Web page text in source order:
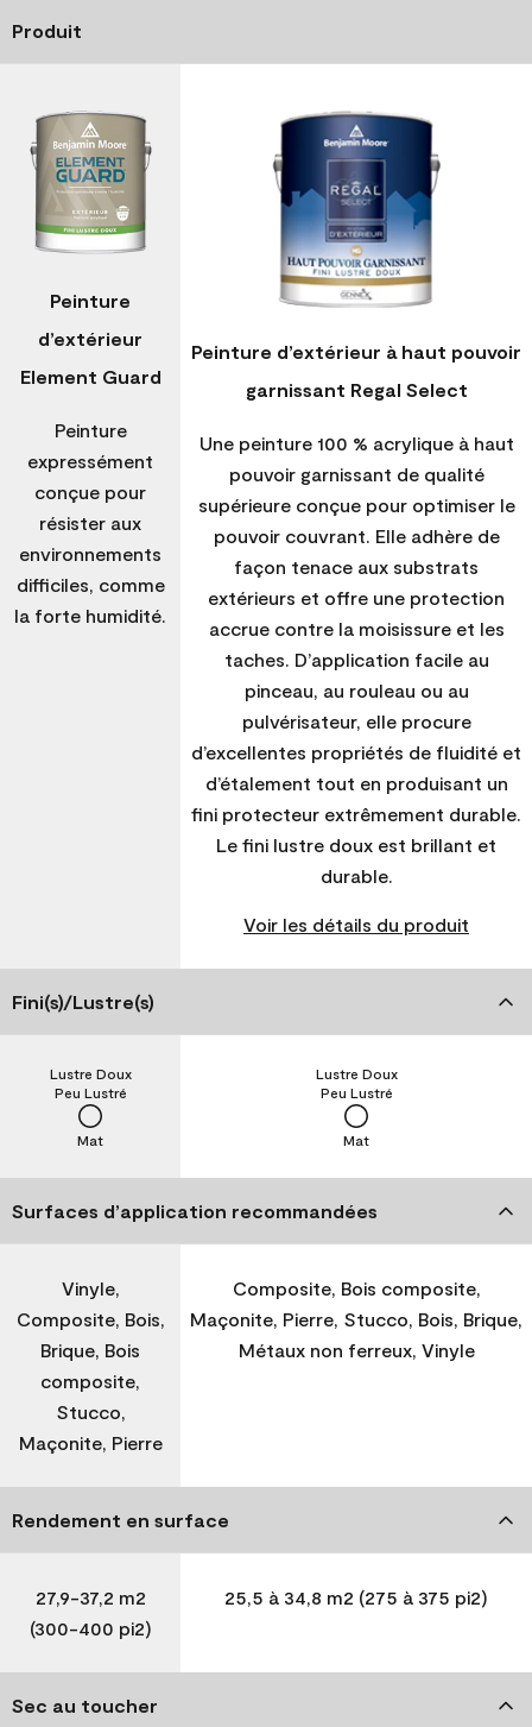
Produit
Peinture
d’extérieur
Element Guard
Peinture
expressément
conçue pour
résister aux
environnements
difficiles, comme
la forte humidité.
Peinture d’extérieur à haut pouvoir
garnissant Regal Select
Une peinture 100 % acrylique à haut
pouvoir garnissant de qualité
supérieure conçue pour optimiser le
pouvoir couvrant. Elle adhère de
façon tenace aux substrats
extérieurs et offre une protection
accrue contre la moisissure et les
taches. D’application facile au
pinceau, au rouleau ou au
pulvérisateur, elle procure
d’excellentes propriétés de fluidité et
d’étalement tout en produisant un
fini protecteur extrêmement durable.
Le fini lustre doux est brillant et
durable.
Voir les détails du produit
Fini(s)/Lustre(s)
Mat
Peu Lustré
Lustre Doux
Mat
Peu Lustré
Lustre Doux
Surfaces d’application recommandées
Vinyle,
Composite, Bois,
Brique, Bois
composite,
Stucco,
Maçonite, Pierre
Composite, Bois composite,
Maçonite, Pierre, Stucco, Bois, Brique,
Métaux non ferreux, Vinyle
Rendement en surface
27,9-37,2 m2
(300-400 pi2)
25,5 à 34,8 m2 (275 à 375 pi2)
Sec au toucher